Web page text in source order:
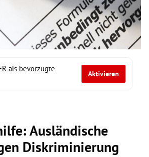
als bevorzugte
Aktivieren
Ausländische
Diskriminierung